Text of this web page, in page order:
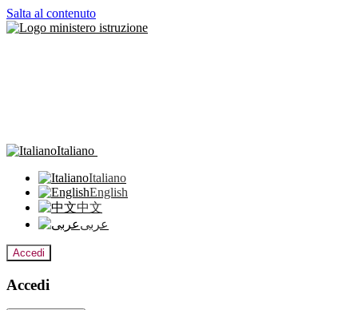
Salta al contenuto
Italiano
Italiano
English
中文
عربى
Accedi
Accedi